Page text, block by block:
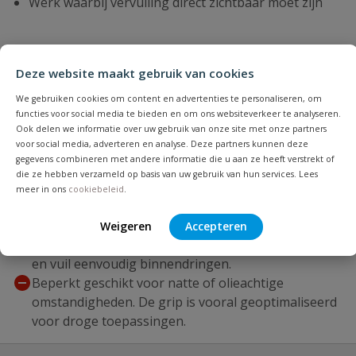
Deze website maakt gebruik van cookies
We gebruiken cookies om content en advertenties te personaliseren, om
functies voor social media te bieden en om ons websiteverkeer te analyseren.
Ook delen we informatie over uw gebruik van onze site met onze partners
voor social media, adverteren en analyse. Deze partners kunnen deze
gegevens combineren met andere informatie die u aan ze heeft verstrekt of
die ze hebben verzameld op basis van uw gebruik van hun services. Lees
meer in ons cookiebeleid.
Weigeren Accepteren
Plus- en minpunten
Optimale grip en controle dankzij PU-coating op
palm en vingers.
Comfortabel en flexibel door de naadloze nylon
drager en ademende rugzijde.
Vervuiling is meteen zichtbaar. Deze witte
Het elastisch gebreide polsmanchet zorgt voor een
goede aansluiting om de pols en voorkomt dat stof
en vuil eenvoudig binnendringen.
Beperkt geschikt voor natte of olieachtige
omstandigheden. De grip is vooral geoptimaliseerd
voor droge toepassingen.